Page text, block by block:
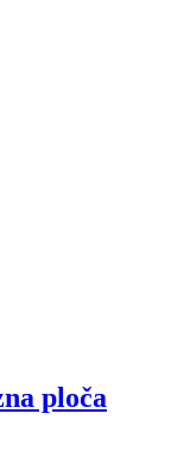
ploča